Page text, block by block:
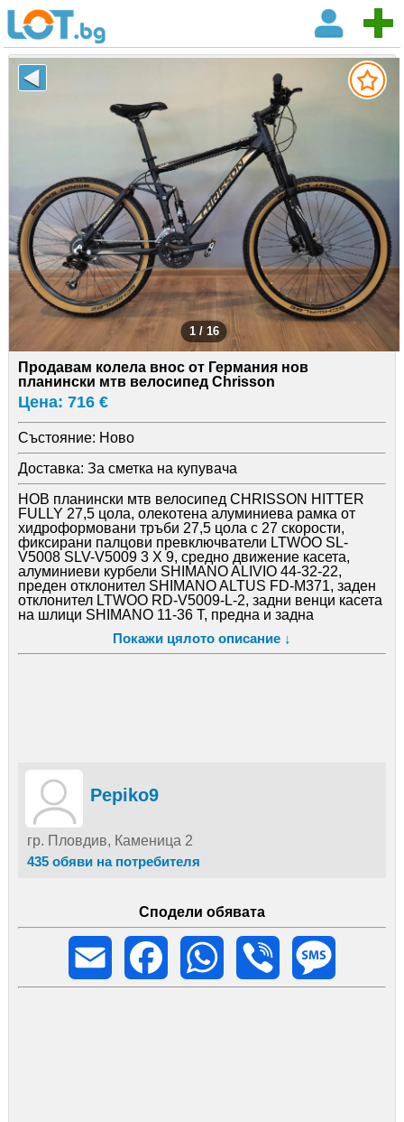
1 / 16
Продавам колела внос от Германия нов
планински мтв велосипед Chrisson
Цена: 716 €
Състояние: Ново
Доставка: За сметка на купувача
НОВ планински мтв велосипед CHRISSON HITTER
FULLY 27,5 цола, олекотена алуминиева рамка от
хидроформовани тръби 27,5 цола с 27 скорости,
фиксирани палцови превключватели LTWOO SL-
V5008 SLV-V5009 3 X 9, средно движение касета,
алуминиеви курбели SHIMANO ALIVIO 44-32-22,
преден отклонител SHIMANO ALTUS FD-M371, заден
отклонител LTWOO RD-V5009-L-2, задни венци касета
на шлици SHIMANO 11-36 T, предна и задна
монтаж и демонтаж, алуминиево колче на седалката
ZOOM 31.6 X 350mm. спортна седалка на релси
LOGAN HE-BRK-E-M500, алуминиеви двойностенни
усилени капли, емайлирани спици, гуми със спортен
грайфер SCHWALBE SMART 27,5 х 2,25, размер на
рамката 46 х 59см. тегло 14,5 кг. много добър
велосипед.
Покажи цялото описание ↓
Pepiko9
гр. Пловдив, Каменица 2
435 обяви на потребителя
Сподели обявата
Email
Facebook WhatsApp Viber